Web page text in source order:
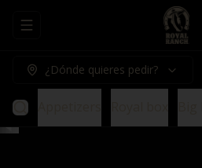
Abrir menu de navegación
¿Dónde quieres pedir?